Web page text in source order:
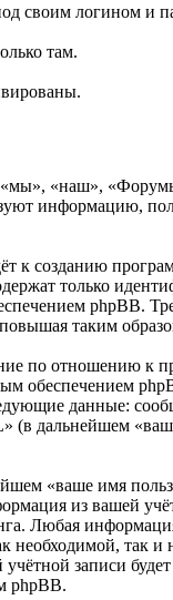
своим логином и
там.
«наш»,
информацию,
созданию
только
phpBB.
таким
по отношению к
обеспечением
данные:
дальнейшем
«ваше имя
из вашей
Любая
так
записи
phpBB.